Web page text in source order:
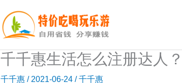
千千惠生活怎么注册达人
千千惠 / 2021-06-24 /千千惠